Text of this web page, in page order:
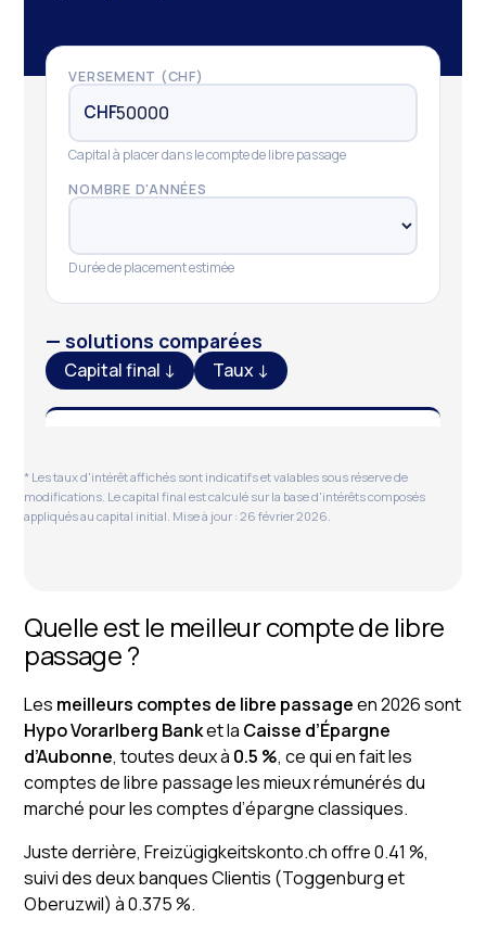
VERSEMENT (CHF)
CHF
Capital à placer dans le compte de libre passage
NOMBRE D'ANNÉES
Durée de placement estimée
— solutions comparées
Capital final ↓ Taux ↓
* Les taux d'intérêt affichés sont indicatifs et valables sous réserve de
modifications. Le capital final est calculé sur la base d'intérêts composés
appliqués au capital initial. Mise à jour : 26 février 2026.
Quelle est le meilleur compte de libre
passage ?
Les meilleurs comptes de libre passageen 2026 sont
Hypo Vorarlberg Banket la Caisse d’Épargne
d’Aubonne, toutes deux à 0.5 %, ce qui en fait les
comptes de libre passage les mieux rémunérés du
marché pour les comptes d’épargne classiques.
Juste derrière, Freizügigkeitskonto.ch offre 0.41 %,
suivi des deux banques Clientis (Toggenburg et
Oberuzwil) à 0.375 %.